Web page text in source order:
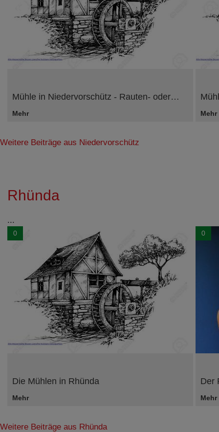
Mühle in Niedervorschütz - Rauten- oder…
Mehr Mehr
Weitere Beiträge aus Niedervorschütz
Rhünda
...
0
Die Mühlen in Rhünda
Mehr
0
Der
Mehr
Weitere Beiträge aus Rhünda